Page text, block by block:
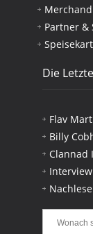
Partner &
Die
Flav
Billy
Clannad